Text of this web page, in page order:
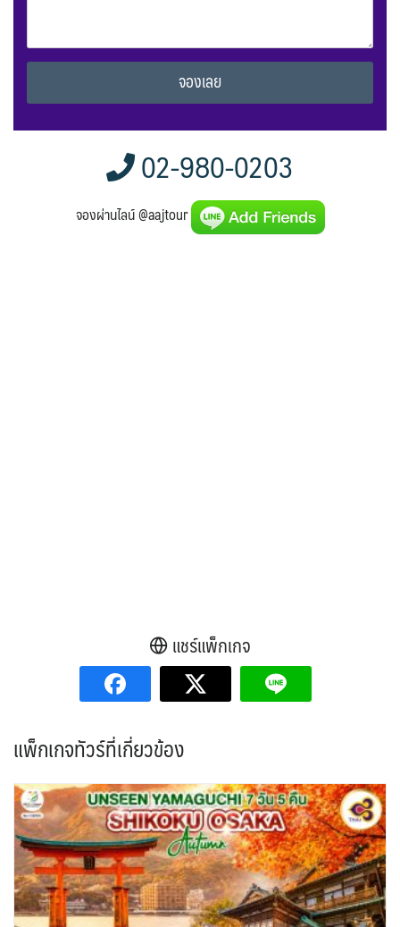
Alternative:
02-980-0203
จองผ่านไลน์ @aajtour
แชร์แพ็กเกจ
แพ็กเกจทัวร์ที่เกี่ยวข้อง